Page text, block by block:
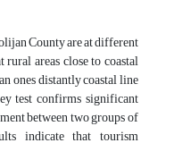
County are at different
areas close to coastal
ones distantly coastal line
test confirms significant
between two groups of
indicate that tourism